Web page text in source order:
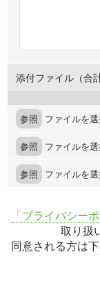
添付ファイル（合
参照 ファイルを
参照 ファイルを
参照 ファイルを
「プライバシー
取り扱
同意される方は